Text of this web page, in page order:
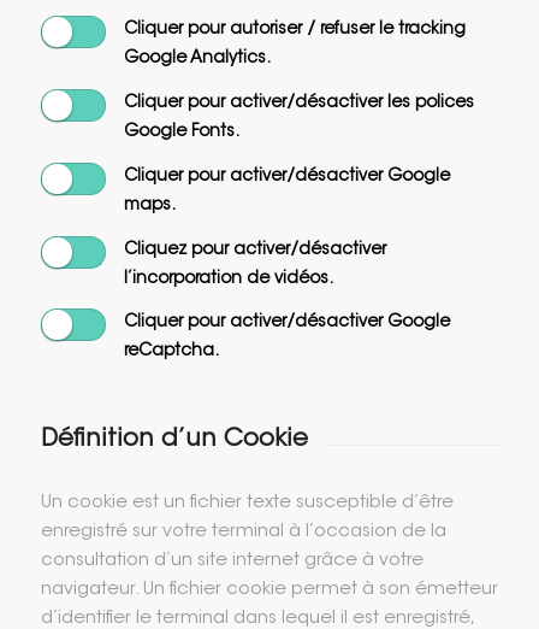
Cliquer pour autoriser / refuser le tracking
Google Analytics.
Cliquer pour activer/désactiver les polices
Google Fonts.
Cliquer pour activer/désactiver Google
maps.
Cliquez pour activer/désactiver
l’incorporation de vidéos.
Cliquer pour activer/désactiver Google
reCaptcha.
Définition d’un Cookie
Un cookie est un fichier texte susceptible d’être
enregistré sur votre terminal à l’occasion de la
consultation d’un site internet grâce à votre
navigateur. Un fichier cookie permet à son émetteur
d’identifier le terminal dans lequel il est enregistré,